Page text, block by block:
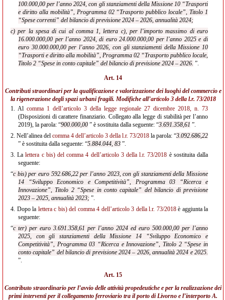
100.000,00 per l’anno 2024, con gli stanziamenti della Missione 10 “Trasporti
e diritto alla mobilità”, Programma 02 “Trasporto pubblico locale”, Titolo 1
“Spese correnti” del bilancio di previsione 2024 – 2026, annualità 2024;
c) per la spesa di cui al comma 1, lettera c), per l’importo massimo di euro
16.000.000,00 per l’anno 2024, di euro 24.000.000,00 per l’anno 2025 e di
euro 30.000.000,00 per l’anno 2026, con gli stanziamenti della Missione 10
“Trasporti e diritto alla mobilità”, Programma 02 “Trasporto pubblico locale,
Titolo 2 “Spese in conto capitale” del bilancio di previsione 2024 – 2026. ”.
Art. 14
Contributi straordinari per la qualificazione e valorizzazione dei luoghi del commercio e
la rigenerazione degli spazi urbani fragili. Modifiche all’articolo 3 della l.r. 73/2018
1. Al comma 1 dell’articolo 3 della legge regionale 27 dicembre 2018, n. 73
(Disposizioni di carattere finanziario. Collegato alla legge di stabilità per l’anno
2019), la parola: “900.000,00 ” è sostituita dalla seguente: “3.691.358,61 ”.
2. Nell’alinea del comma 4 dell’articolo 3 della l.r. 73/2018 la parola: “3.092.686,22
” è sostituita dalla seguente: “5.884.044, 83 ”.
3. Lalettera c bis) del comma 4 dell’articolo 3 della l.r. 73/2018 è sostituita dalla
seguente:
“c bis) per euro 592.686,22 per l’anno 2023, con gli stanziamenti della Missione
14 “Sviluppo Economico e Competitività”, Programma 03 “Ricerca e
Innovazione”, Titolo 2 “Spese in contocapitale” del bilancio di previsione
2023 – 2025, annualità 2023; ”.
4. Dopo la lettera c bis) del comma 4 dell’articolo 3 della l.r. 73/2018è aggiunta la
seguente:
“c ter) per euro 3.691.358,61 per l’anno 2024 ed euro 500.000,00 per l’anno
2025, con gli stanziamenti della Missione 14 “Sviluppo Economico e
Competitività”, Programma 03 “Ricerca e Innovazione”, Titolo 2 “Spese in
conto capitale” del bilancio di previsione 2024 – 2026, annualità 2024 e 2025.
”.
Art. 15
Contributo straordinario per l’avvio delle attività propedeutiche e per la realizzazione dei
primi interventi per il collegamento ferroviario tra il porto di Livorno e l’interporto A.